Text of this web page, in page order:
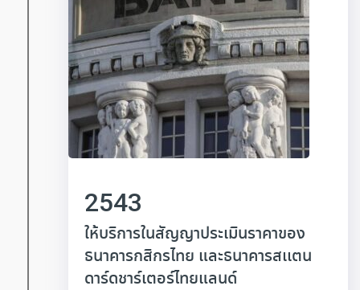
2543
ให้บริการในสัญญาประเมินราคาของ
ธนาคารกสิกรไทย และธนาคารสเเตน
ดาร์ดชาร์เตอร์ไทยแลนด์